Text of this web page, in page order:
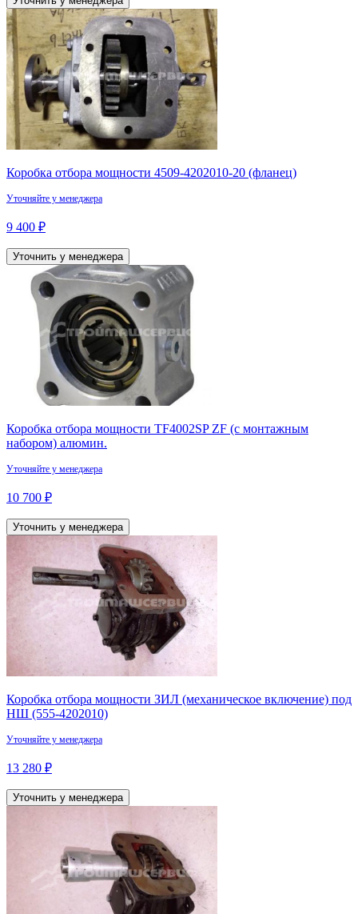
Коробка отбора мощности 4509-4202010-20 (фланец)
Уточняйте у менеджера
9 400 ₽
Уточнить у менеджера
Коробка отбора мощности TF4002SP ZF (с монтажным
набором) алюмин.
Уточняйте у менеджера
10 700 ₽
Уточнить у менеджера
Коробка отбора мощности ЗИЛ (механическое включение) под
НШ (555-4202010)
Уточняйте у менеджера
13 280 ₽
Уточнить у менеджера